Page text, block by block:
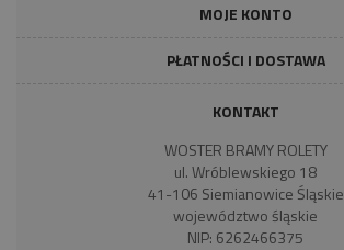
MOJE KONTO
PŁATNOŚCI I DOSTAWA
KONTAKT
WOSTER BRAMY ROLETY
ul. Wróblewskiego 18
41-106 Siemianowice Śląskie
województwo śląskie
NIP: 6262466375